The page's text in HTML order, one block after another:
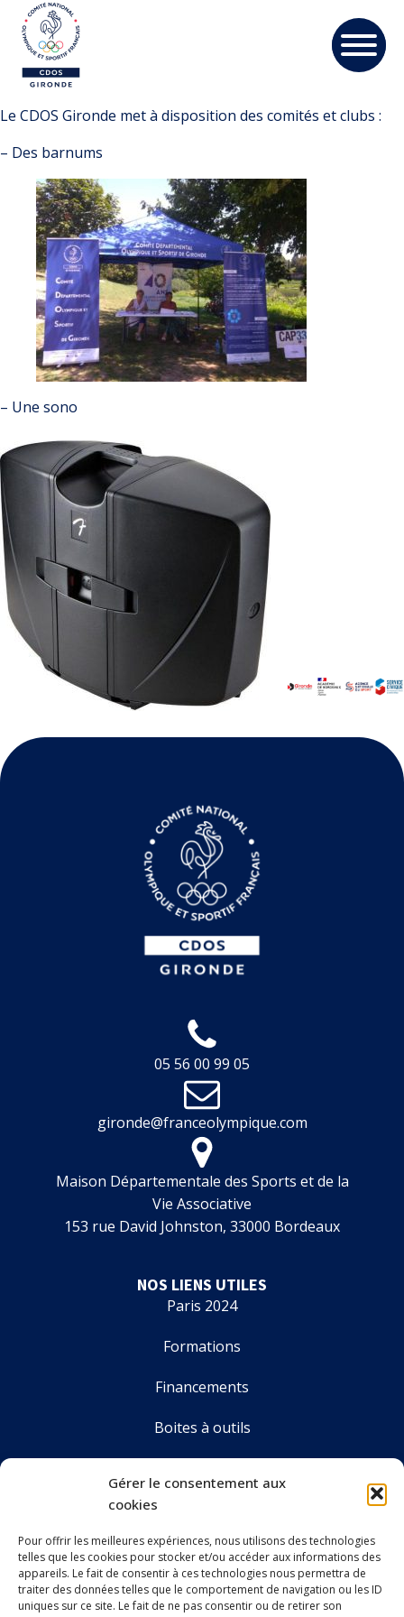
Gérer le consentement aux
cookies
Pour offrir les meilleures expériences, nous utilisons des technologies
telles que les cookies pour stocker et/ou accéder aux informations des
appareils. Le fait de consentir à ces technologies nous permettra de
traiter des données telles que le comportement de navigation ou les ID
uniques sur ce site. Le fait de ne pas consentir ou de retirer son
Le CDOS Gironde met à disposition des comités et clubs :
– Des barnums
– Une sono
05 56 00 99 05
gironde@franceolympique.com
Maison Départementale des Sports et de la
Vie Associative
153 rue David Johnston, 33000 Bordeaux
NOS LIENS UTILES
Paris 2024
Formations
Financements
Boites à outils
LE CDOS GIRONDE
Accueil
Le CDOS 33